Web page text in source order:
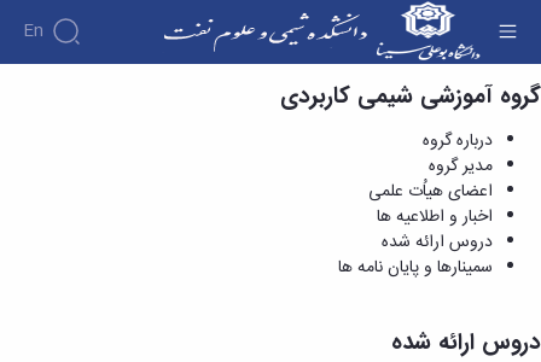
En
دروس ارائه شده - دانشکده شیمی و علوم نفت
گروه آموزشی شیمی کاربردی
درباره گروه
مدیر گروه
اعضای هیاُت علمی
اخبار و اطلاعیه ها
دروس ارائه شده
سمینارها و پایان نامه ها
دروس ارائه شده